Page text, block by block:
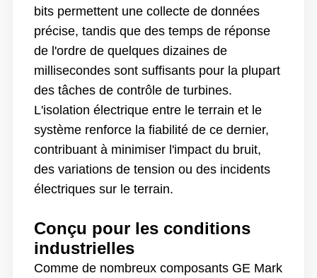
bits permettent une collecte de données
précise, tandis que des temps de réponse
de l'ordre de quelques dizaines de
millisecondes sont suffisants pour la plupart
des tâches de contrôle de turbines.
L'isolation électrique entre le terrain et le
système renforce la fiabilité de ce dernier,
contribuant à minimiser l'impact du bruit,
des variations de tension ou des incidents
électriques sur le terrain.
Conçu pour les conditions
industrielles
Comme de nombreux composants GE Mark